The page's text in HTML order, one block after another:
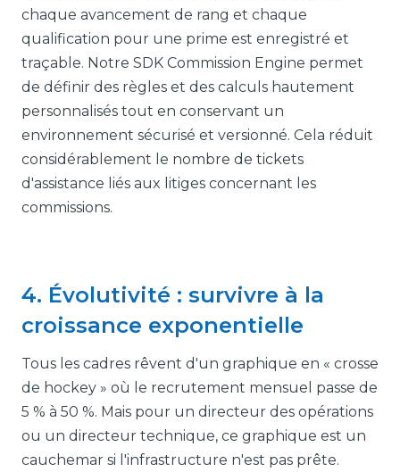
chaque avancement de rang et chaque
qualification pour une prime est enregistré et
traçable. Notre SDK Commission Engine permet
de définir des règles et des calculs hautement
personnalisés tout en conservant un
environnement sécurisé et versionné. Cela réduit
considérablement le nombre de tickets
d'assistance liés aux litiges concernant les
commissions.
4. Évolutivité : survivre à la
croissance exponentielle
Tous les cadres rêvent d'un graphique en « crosse
de hockey » où le recrutement mensuel passe de
5 % à 50 %. Mais pour un directeur des opérations
ou un directeur technique, ce graphique est un
cauchemar si l'infrastructure n'est pas prête.